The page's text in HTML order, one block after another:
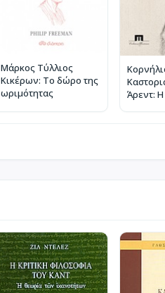
Μάρκος Τύλλιος
Κικέρων: Το δώρο της
ωριμότητας
Άρεντ: